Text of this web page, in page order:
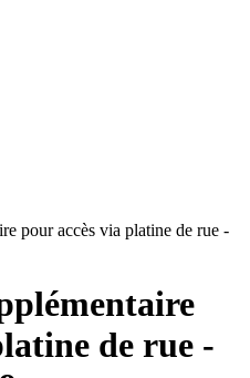
pour accès via platine de rue -
de rue -